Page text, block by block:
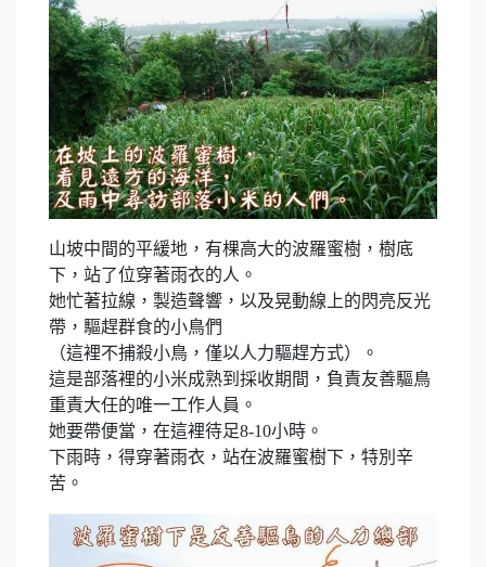
山坡中間的平緩地，有棵高大的波羅蜜樹，樹底
下，站了位穿著雨衣的人。
她忙著拉線，製造聲響，以及晃動線上的閃亮反光
帶，驅趕群食的小鳥們
（這裡不捕殺小鳥，僅以人力驅趕方式）。
這是部落裡的小米成熟到採收期間，負責友善驅鳥
重責大任的唯一工作人員。
她要帶便當，在這裡待足8-10小時。
下雨時，得穿著雨衣，站在波羅蜜樹下，特別辛
苦。